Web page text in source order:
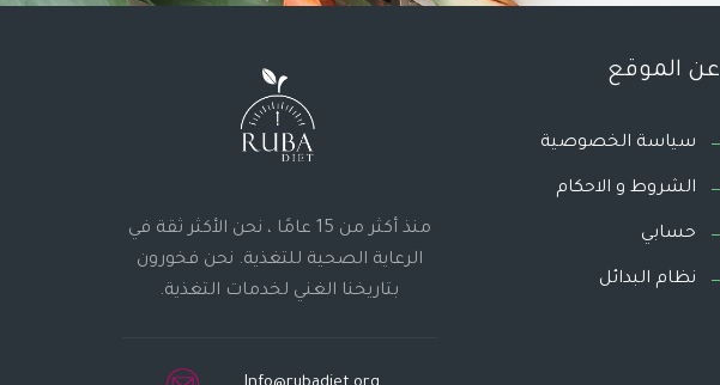
عن الموقع
سياسة الخصوصية
الشروط و الاحكام
حسابي
نظام البدائل
منذ أكثر من 15 عامًا ، نحن الأكثر ثقة في
الرعاية الصحية للتغذية. نحن فخورون
بتاريخنا الغني لخدمات التغذية.